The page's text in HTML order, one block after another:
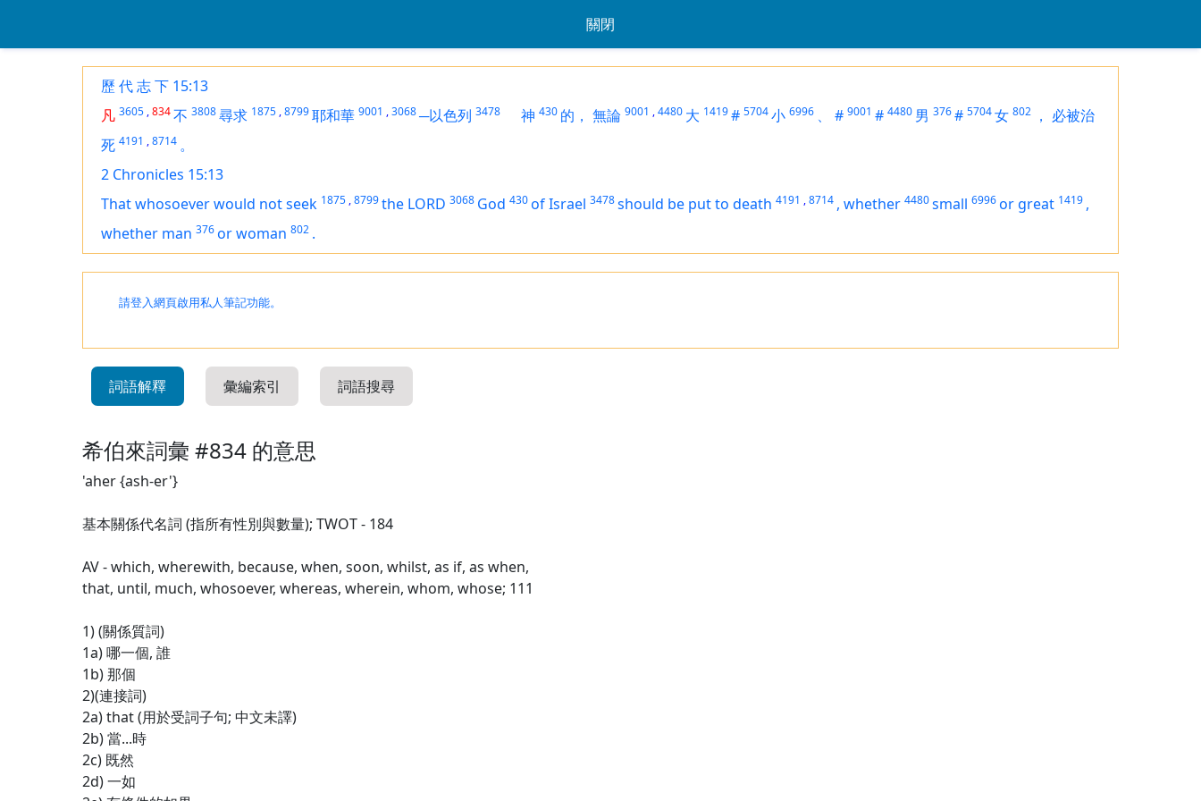
關閉
歷 代 志 下 15:13
凡 3605 ,834不 3808尋求 1875 ,8799耶和華 9001 ,3068─以色列 3478 神 430 的， 無論 9001 ,4480 大 1419# 5704小 6996 、 # 9001 # 4480 男 376# 5704女 802 ， 必被治
死 4191 ,8714 。
2 Chronicles 15:13
That whosoever would not seek 1875 ,8799the LORD 3068 God 430of Israel 3478should be put to death 4191 ,8714 , whether 4480small 6996or great 1419 ,
whether man 376or woman 802 .
請登入網頁啟用私人筆記功能。
詞語解釋 彙編索引 詞語搜尋
希伯來詞彙 #834 的意思
'aher {ash-er'}
基本關係代名詞 (指所有性別與數量); TWOT - 184
AV - which, wherewith, because, when, soon, whilst, as if, as when,
that, until, much, whosoever, whereas, wherein, whom, whose; 111
1) (關係質詞)
1a) 哪一個, 誰
1b) 那個
2)(連接詞)
2a) that (用於受詞子句; 中文未譯)
2b) 當...時
2c) 既然
2d) 一如